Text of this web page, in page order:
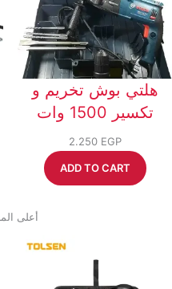
هلتي بوش تخريم و
تكسير 1500 وات
2.250 EGP
ADD TO CART
أعلى